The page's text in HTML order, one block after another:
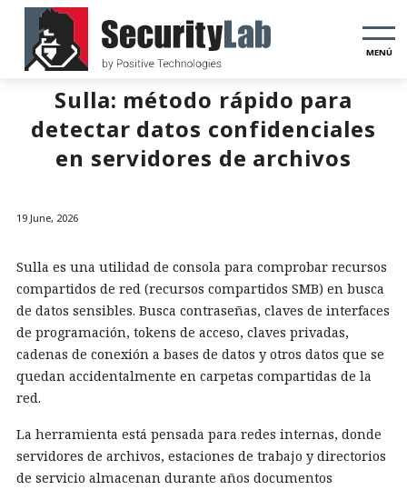
MENÚ
Sulla: método rápido para
detectar datos confidenciales
en servidores de archivos
19 June, 2026
Sulla es una utilidad de consola para comprobar recursos
compartidos de red (recursos compartidos SMB) en busca
de datos sensibles. Busca contraseñas, claves de interfaces
de programación, tokens de acceso, claves privadas,
cadenas de conexión a bases de datos y otros datos que se
quedan accidentalmente en carpetas compartidas de la
red.
La herramienta está pensada para redes internas, donde
servidores de archivos, estaciones de trabajo y directorios
de servicio almacenan durante años documentos